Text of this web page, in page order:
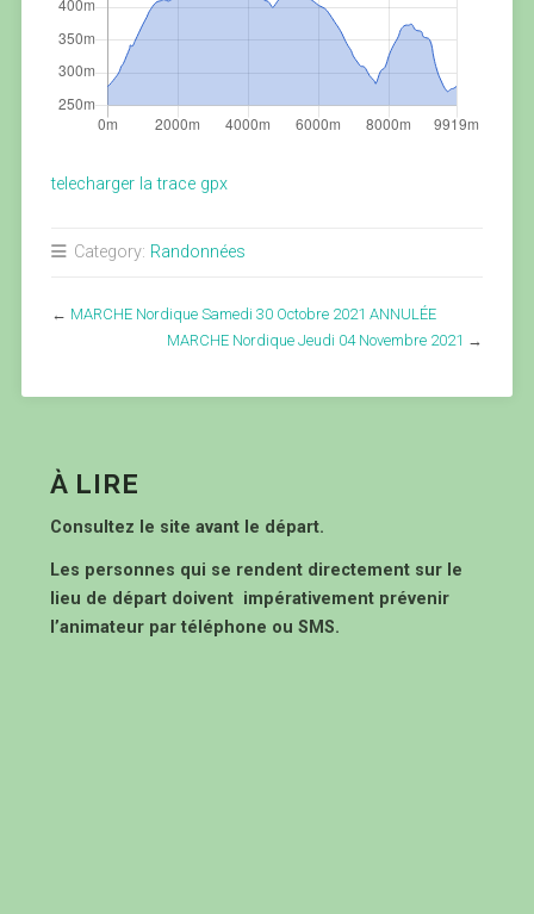
telecharger la trace gpx
Category: Randonnées
← MARCHE Nordique Samedi 30 Octobre 2021 ANNULÉE
MARCHE Nordique Jeudi 04 Novembre 2021 →
À LIRE
Consultez le site avant le départ.
Les personnes qui se rendent directement sur le
lieu de départ doivent impérativement prévenir
l’animateur par téléphone ou SMS.